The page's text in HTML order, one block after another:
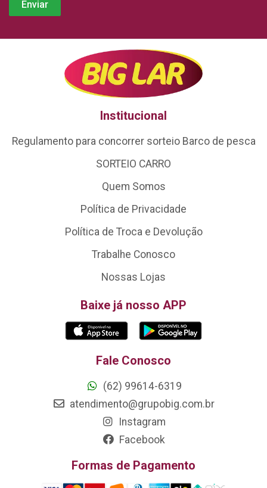
Institucional
Regulamento para concorrer sorteio Barco de pesca
SORTEIO CARRO
Quem Somos
Política de Privacidade
Política de Troca e Devolução
Trabalhe Conosco
Nossas Lojas
Baixe já nosso APP
Fale Conosco
(62) 99614-6319
atendimento@grupobig.com.br
Instagram
Facebook
Formas de Pagamento